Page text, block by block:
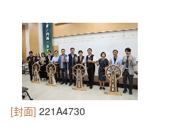
[封面] 221A4730